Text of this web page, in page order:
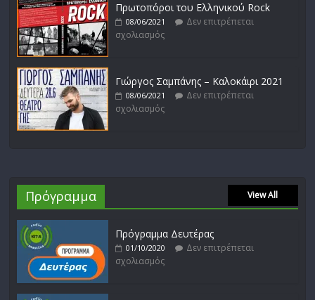
Πρωτοπόροι του Ελληνικού Rock
08/06/2021
Δεν επιτρέπεται
σχολιασμός
Γιώργος Σαμπάνης – Καλοκάιρι 2021
08/06/2021
Δεν επιτρέπεται
σχολιασμός
Πρόγραμμα View All
Πρόγραμμα Δευτέρας
01/10/2020
Δεν επιτρέπεται
σχολιασμός